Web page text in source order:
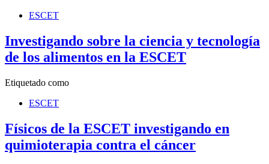
ESCET
Investigando sobre la ciencia y tecnología
de los alimentos en la ESCET
Etiquetado como
ESCET
Físicos de la ESCET investigando en
quimioterapia contra el cáncer